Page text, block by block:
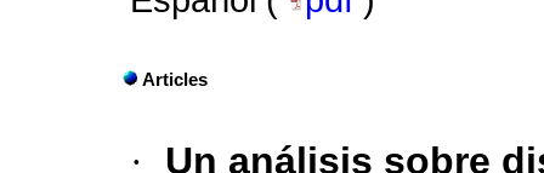
Articles
·
Un análisis sobre